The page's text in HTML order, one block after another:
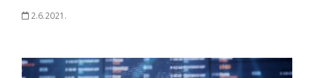
2.6.2021.